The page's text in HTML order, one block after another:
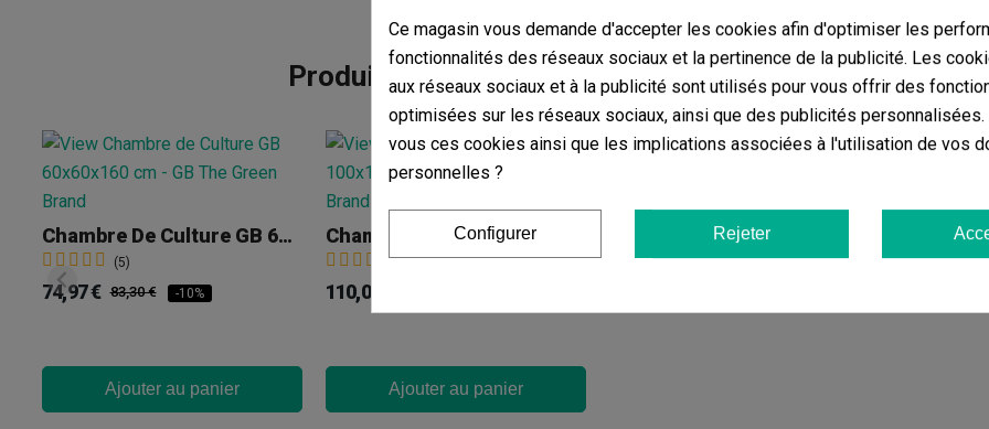
Produits de même catégorie Chambre de Culture GB
Chambre De Culture GB 60x60x160 Cm
(5)
74,97 € 83,30 € -10%
Ajouter au panier
(3)
110,07 €
Ajouter au panier
Ce magasin vous demande d'accepter les cookies afin d'optimiser les
fonctionnalités des réseaux sociaux et la pertinence de la publicité. Les
aux réseaux sociaux et à la publicité sont utilisés pour vous offrir des
optimisées sur les réseaux sociaux, ainsi que des publicités
vous ces cookies ainsi que les implications associées à l'utilisation de vos
personnelles ?
Configurer Rejeter